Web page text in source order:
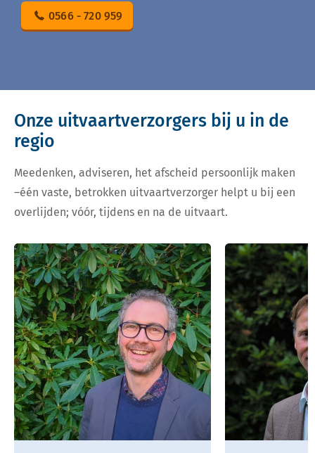
0566 - 720 959
Onze uitvaartverzorgers bij u in de
regio
Meedenken, adviseren, het afscheid persoonlijk maken
–één vaste, betrokken uitvaartverzorger helpt u bij een
overlijden; vóór, tijdens en na de uitvaart.